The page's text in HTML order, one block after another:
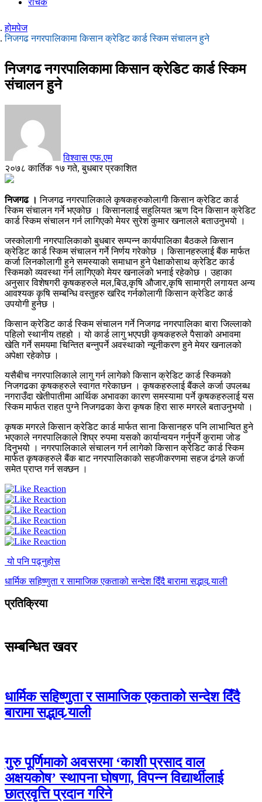
रोचक
होमपेज
निजगढ नगरपालिकामा किसान क्रेडिट कार्ड स्किम संचालन हुने
निजगढ नगरपालिकामा किसान क्रेडिट कार्ड स्किम
संचालन हुने
विश्वास एफ.एम
२०७८ कार्तिक १७ गते, बुधबार प्रकाशित
निजगढ ।निजगढ नगरपालिकाले कृषकहरुकोलागी किसान क्रेडिट कार्ड
स्किम संचालन गर्ने भएकोछ । किसानलाई सहुलियत ऋण दिन किसान क्रेडिट
कार्ड स्किम संचालन गर्न लागिएको मेयर सुरेश कुमार खनालले बताउनुभयो ।
जस्कोलागी नगरपालिकाको बुधबार सम्पन्न कार्यपालिका बैठकले किसान
क्रेडिट कार्ड स्किम संचालन गर्ने निर्णय गरेकोछ । किसानहरुलाई बैंक मार्फत
कर्जा लिनकोलागी हुने समस्याको समाधान हुने पेक्षाकोसाथ क्रेडिट कार्ड
स्किमको व्यवस्था गर्न लागिएको मेयर खनालको भनाई रहेकोछ । उहाका
अनुसार विशेषगरी कृषकहरुले मल,बिउ,कृषि औजार,कृषि सामाग्री लगायत अन्य
आवश्यक कृषि सम्बन्धि वस्तुहरु खरिद गर्नकोलागी किसान क्रेडिट कार्ड
उपयोगी हुनेछ ।
किसान क्रेडिट कार्ड स्किम संचालन गर्ने निजगढ नगरपालिका बारा जिल्लाको
पहिलो स्थानीय तहहो । यो कार्ड लागु भएपछी कृषकहरुले पैसाको अभावमा
खेति गर्ने समयमा चिन्तित बन्नुपर्ने अवस्थाको न्यूनीकरण हुने मेयर खनालको
अपेक्षा रहेकोछ ।
यसैबीच नगरपालिकाले लागु गर्न लागेको किसान क्रेडिट कार्ड स्किमको
निजगढका कृषकहरुले स्वागत गरेकाछन । कृषकहरुलाई बैंकले कर्जा उपलब्ध
नगराउँदा खेतीपातीमा आर्थिक अभावका कारण समस्यामा पर्ने कृषकहरुलाई यस
स्किम मार्फत राहत पुग्ने निजगढका केरा कृषक हिरा सारु मगरले बताउनुभयो ।
कृषक मगरले किसान क्रेडिट कार्ड मार्फत साना किसानहरु पनि लाभान्वित हुने
भएकाले नगरपालिकाले शिघ्र रुपमा यसको कार्यान्वयन गर्नुपर्ने कुरामा जोड
दिनुभयो । नगरपालिकाले संचालन गर्न लागेको किसान क्रेडिट कार्ड स्किम
मार्फत कृषकहरुले बैंक बाट नगरपालिकाको सहजीकरणमा सहज ढंगले कर्जा
समेत प्राप्त गर्न सक्छन ।
यो पनि पढ्नुहोस
धार्मिक सहिष्णुता र सामाजिक एकताको सन्देश दिँदै बारामा सद्भाव र्‍याली
प्रतिक्रिया
सम्बन्धित खवर
धार्मिक सहिष्णुता र सामाजिक एकताको सन्देश दिँदै
बारामा सद्भाव र्‍याली
गुरु पूर्णिमाको अवसरमा ‘काशी प्रसाद वाल
अक्षयकोष’ स्थापना घोषणा, विपन्न विद्यार्थीलाई
छात्रवृत्ति प्रदान गरिने